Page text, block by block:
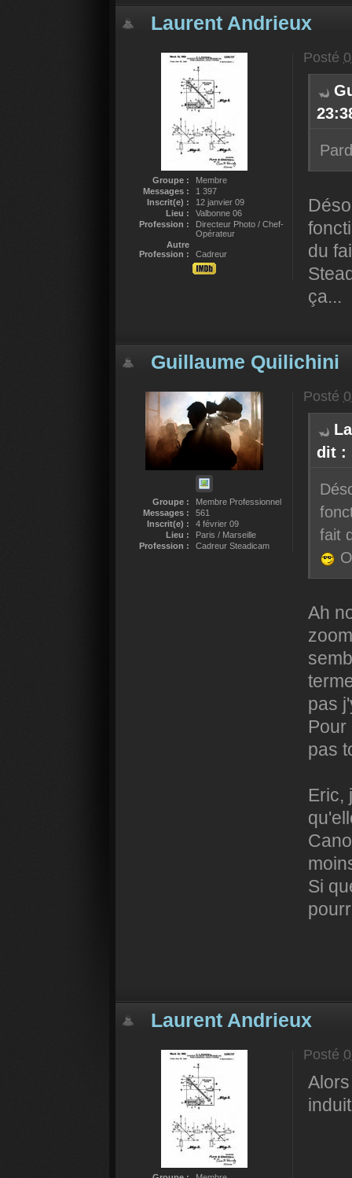
Laurent Andrieux
Groupe :
Membre
Messages :
1 397
Inscrit(e) :
12 janvier 09
Lieu :
Valbonne 06
Profession :
Directeur Photo / Chef-
Opérateur
Autre
Profession :
Cadreur
Posté
du
ça...
Guillaume Quilichini
Groupe :
Membre Professionnel
Messages :
561
Inscrit(e) :
4 février 09
Lieu :
Paris / Marseille
Profession :
Cadreur Steadicam
Posté
dit :
fait
Ah
pas
Pour
pas
Eric,
Si
Laurent Andrieux
Posté